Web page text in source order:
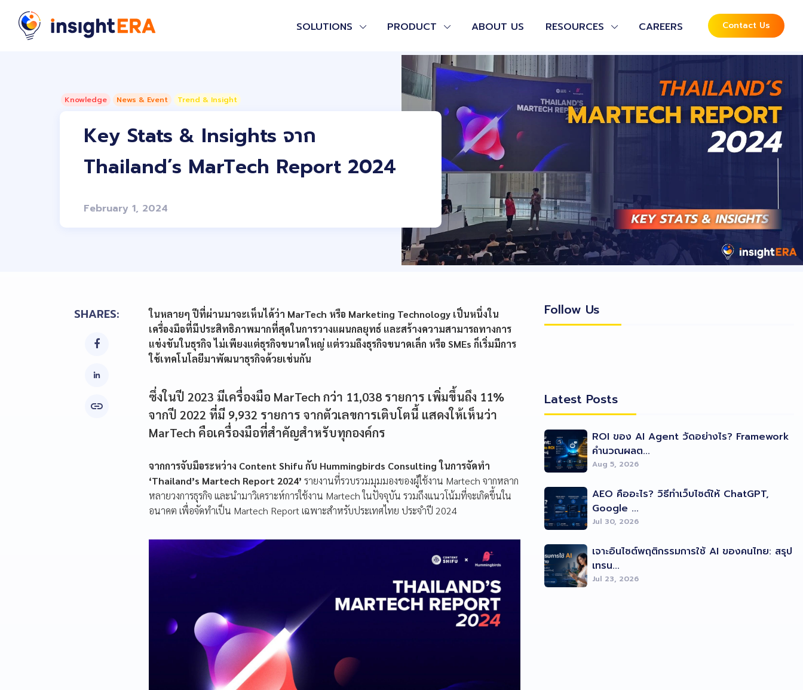
SOLUTIONS PRODUCT ABOUT US RESOURCES CAREERS Contact Us
Knowledge News & Event Trend & Insight
Key Stats & Insights จาก
Thailand’s MarTech Report 2024
February 1, 2024
SHARES:


ในหลายๆ ปีที่ผ่านมาจะเห็นได้ว่า MarTech หรือ Marketing Technology เป็นหนึ่งใน
เครื่องมือที่มีประสิทธิภาพมากที่สุดในการวางแผนกลยุทธ์ และสร้างความสามารถทางการ
แข่งขันในธุรกิจ ไม่เพียงแต่ธุรกิจขนาดใหญ่ แต่รวมถึงธุรกิจขนาดเล็ก หรือ SMEs ก็เริ่มมีการ
ใช้เทคโนโลยีมาพัฒนาธุรกิจด้วยเช่นกัน
ซึ่งในปี 2023 มีเครื่องมือ MarTech กว่า 11,038 รายการ เพิ่มขึ้นถึง 11%
จากปี 2022 ที่มี 9,932 รายการ จากตัวเลขการเติบโตนี้ แสดงให้เห็นว่า
MarTech คือเครื่องมือที่สำคัญสำหรับทุกองค์กร
จากการจับมือระหว่าง Content Shifu กับ Hummingbirds Consulting ในการจัดทำ
‘Thailand’s Martech Report 2024’ รายงานที่รวบรวมมุมมองของผู้ใช้งาน Martech จากหลาก
หลายวงการธุรกิจ และนำมาวิเคราะห์การใช้งาน Martech ในปัจจุบัน รวมถึงแนวโน้มที่จะเกิดขึ้นใน
อนาคต เพื่อจัดทำเป็น Martech Report เฉพาะสำหรับประเทศไทย ประจำปี 2024
Follow Us
Latest Posts
ROI ของ AI Agent วัดอย่างไร? Framework
คำนวณผลต...
Aug 5, 2026
AEO คืออะไร? วิธีทำเว็บไซต์ให้ ChatGPT,
Google ...
Jul 30, 2026
เจาะอินไซต์พฤติกรรมการใช้ AI ของคนไทย: สรุป
เทรน...
Jul 23, 2026